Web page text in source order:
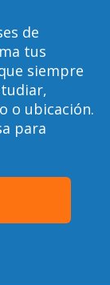
de
tus
siempre
o ubicación.
para